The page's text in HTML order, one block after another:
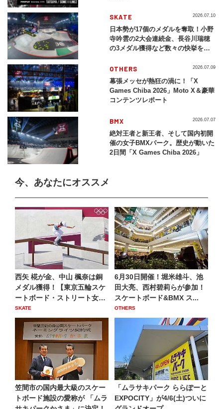
SKATE
日本勢が17個のメダルを奪取！小野
寺吟雲の2大会連続金、長谷川瑞穂
の3メダル獲得など数々の快挙をプ
2026」
2026.07.10
OTHERS
幕張メッセが熱狂の渦に！「X
Games Chiba 2026」Moto X＆豪華
コンテンツレポート
2026.07.09
BMX
絶対王者と新王者、そして国内初開
催の女子BMXパーク。歴史が動いた
2日間「X Games Chiba 2026」
2026.07.07
今、あなたにオススメ
西矢 椛が金、中山 楓奈は銅
メダル獲得！【東京五輪スケ
ートボード・ストリート女
子...
SKATE
6月30日開催！堀米雄斗、池
田大亮、西村碧莉らが参加！
スケートボード&BMX ス...
OTHERS
笠間市の国内最大級のスケー
トボード施設の愛称が 「ムラ
「ムラサキパーク ららぽーと
EXPOCITY」が4/6(土)ついに